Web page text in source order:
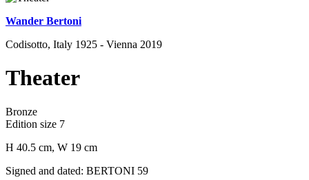
Wander Bertoni
Codisotto, Italy 1925 - Vienna 2019
Theater
Bronze
Edition size 7
H 40.5 cm, W 19 cm
Signed and dated: BERTONI 59